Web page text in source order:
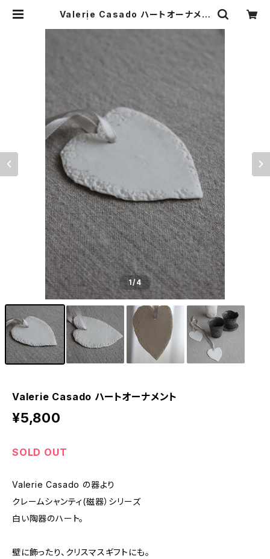
Valerie Casado ハートオーナメン
1/4
Valerie Casado ハートオーナメント
¥5,800
SOLD OUT
Valerie Casado の器より
クレームシャンティ(磁器）シリーズ
白い陶器のハート。
壁に飾ったり、クリスマスギフトにも。